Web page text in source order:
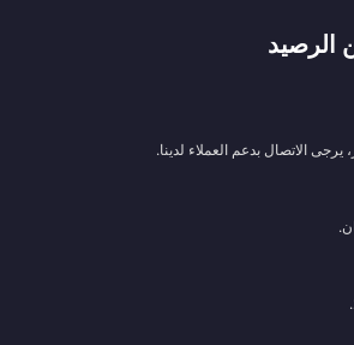
الرصيد
الاتصال بدعم العملاء لدينا.